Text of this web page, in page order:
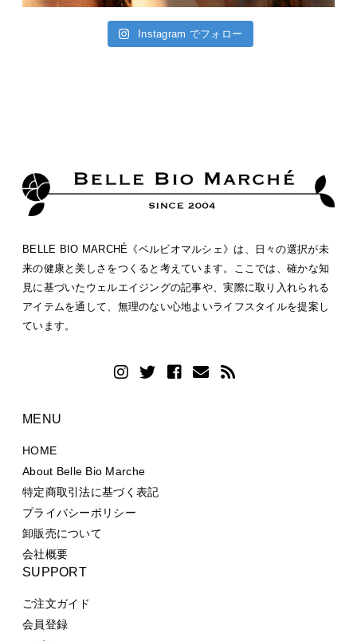
Instagram でフォロー
BELLE BIO MARCHÉ《ベルビオマルシェ》は、日々の選択が未
来の健康と美しさをつくると考えています。ここでは、確かな知
見に基づいたウェルエイジングの記事や、実際に取り入れられる
アイテムを通して、無理のない心地よいライフスタイルを提案し
ています。
MENU
HOME
About Belle Bio Marche
特定商取引法に基づく表記
プライバシーポリシー
卸販売について
会社概要
SUPPORT
ご注文ガイド
会員登録